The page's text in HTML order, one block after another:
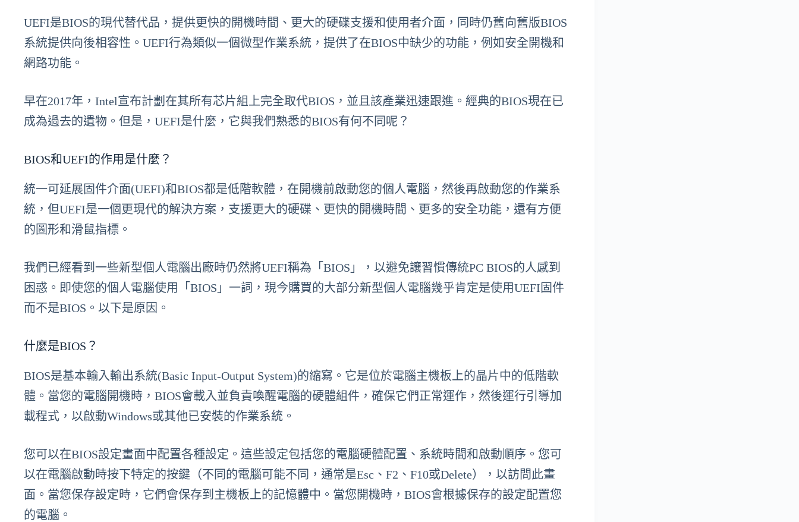
UEFI是BIOS的現代替代品，提供更快的開機時間、更大的硬碟支援和使用者介面，同時仍舊向舊版BIOS
系統提供向後相容性。UEFI行為類似一個微型作業系統，提供了在BIOS中缺少的功能，例如安全開機和
網路功能。
早在2017年，Intel宣布計劃在其所有芯片組上完全取代BIOS，並且該產業迅速跟進。經典的BIOS現在已
成為過去的遺物。但是，UEFI是什麼，它與我們熟悉的BIOS有何不同呢？
BIOS和UEFI的作用是什麼？
統一可延展固件介面(UEFI)和BIOS都是低階軟體，在開機前啟動您的個人電腦，然後再啟動您的作業系
統，但UEFI是一個更現代的解決方案，支援更大的硬碟、更快的開機時間、更多的安全功能，還有方便
的圖形和滑鼠指標。
我們已經看到一些新型個人電腦出廠時仍然將UEFI稱為「BIOS」，以避免讓習慣傳統PC BIOS的人感到
困惑。即使您的個人電腦使用「BIOS」一詞，現今購買的大部分新型個人電腦幾乎肯定是使用UEFI固件
而不是BIOS。以下是原因。
什麼是BIOS？
BIOS是基本輸入輸出系統(Basic Input-Output System)的縮寫。它是位於電腦主機板上的晶片中的低階軟
體。當您的電腦開機時，BIOS會載入並負責喚醒電腦的硬體組件，確保它們正常運作，然後運行引導加
載程式，以啟動Windows或其他已安裝的作業系統。
您可以在BIOS設定畫面中配置各種設定。這些設定包括您的電腦硬體配置、系統時間和啟動順序。您可
以在電腦啟動時按下特定的按鍵（不同的電腦可能不同，通常是Esc、F2、F10或Delete），以訪問此畫
面。當您保存設定時，它們會保存到主機板上的記憶體中。當您開機時，BIOS會根據保存的設定配置您
的電腦。